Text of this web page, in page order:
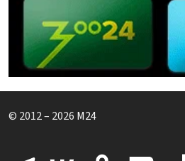
© 2012 – 2026 M24